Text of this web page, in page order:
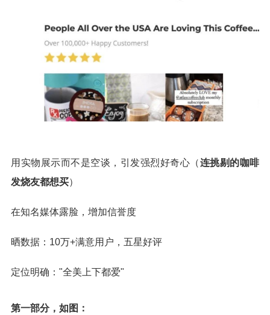
用实物展示而不是空谈，引发强烈好奇心（连挑剔的咖啡
发烧友都想买）
在知名媒体露脸，增加信誉度
晒数据：10万+满意用户，五星好评
定位明确："全美上下都爱"
第一部分，如图：